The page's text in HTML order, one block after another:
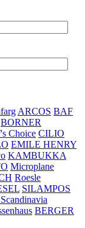
ARCOS BAF
BORNER
Choice CILIO
EMILE HENRY
KAMBUKKA
Microplane
Roesle
SILAMPOS
BERGER